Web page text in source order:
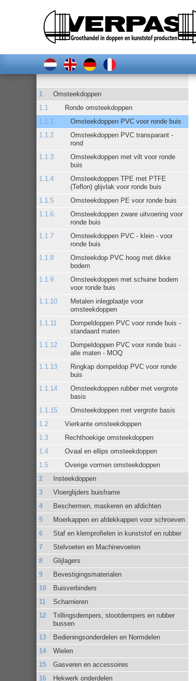
Omsteekdoppen
Ronde omsteekdoppen
Omsteekdoppen PVC voor ronde buis
Omsteekdoppen PVC transparant -
rond
Omsteekdoppen met vilt voor ronde
buis
Omsteekdoppen TPE met PTFE
(Teflon) glijvlak voor ronde buis
Omsteekdoppen PE voor ronde buis
Omsteekdoppen zware uitvoering voor
ronde buis
Omsteekdoppen PVC - klein - voor
ronde buis
Omsteekdop PVC hoog met dikke
bodem
Omsteekdoppen met schuine bodem
voor ronde buis
Metalen inlegplaatje voor
omsteekdoppen
Dompeldoppen PVC voor ronde buis -
standaard maten
Dompeldoppen PVC voor ronde buis -
alle maten - MOQ
Ringkap dompeldop PVC voor ronde
buis
Omsteekdoppen rubber met vergrote
basis
Omsteekdoppen met vergrote basis
Vierkante omsteekdoppen
Rechthoekige omsteekdoppen
Ovaal en ellips omsteekdoppen
Overige vormen omsteekdoppen
Insteekdoppen
Vloerglijders buisframe
Beschermen, maskeren en afdichten
Moerkappen en afdekkappen voor schroeven
Staf en klemprofielen in kunststof en rubber
Stelvoeten en Machinevoeten
Glijlagers
Bevestigingsmaterialen
Buisverbinders
Scharnieren
Trillingsdempers, stootdempers en rubber
bussen
Bedieningsonderdelen en Normdelen
Wielen
Gasveren en accessoires
Hekwerk onderdelen